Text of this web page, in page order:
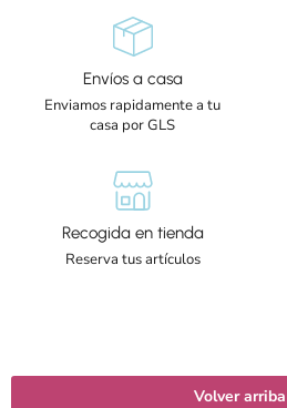
Envíos a casa
Enviamos rapidamente a tu
casa por GLS
Recogida en tienda
Reserva tus artículos
Volver arriba